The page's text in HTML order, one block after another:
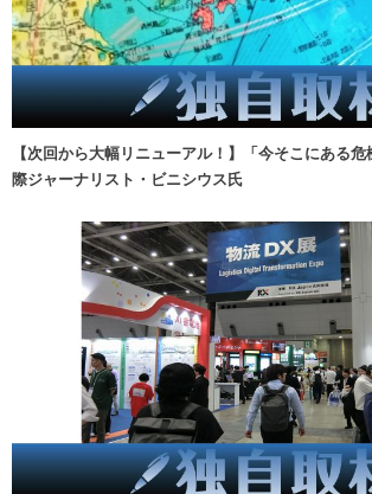
【次回から大幅リニューアル！】「今そこにある
際ジャーナリスト・ビニシウス氏